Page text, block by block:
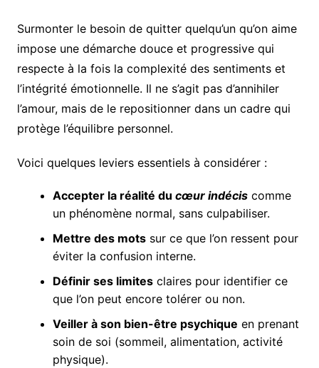
Surmonter le besoin de quitter quelqu’un qu’on aime
impose une démarche douce et progressive qui
respecte à la fois la complexité des sentiments et
l’intégrité émotionnelle. Il ne s’agit pas d’annihiler
l’amour, mais de le repositionner dans un cadre qui
protège l’équilibre personnel.
Voici quelques leviers essentiels à considérer :
Accepter la réalité du cœur indéciscomme
un phénomène normal, sans culpabiliser.
Mettre des motssur ce que l’on ressent pour
éviter la confusion interne.
Définir ses limitesclaires pour identifier ce
que l’on peut encore tolérer ou non.
Veiller à son bien-être psychique en prenant
soin de soi (sommeil, alimentation, activité
physique).